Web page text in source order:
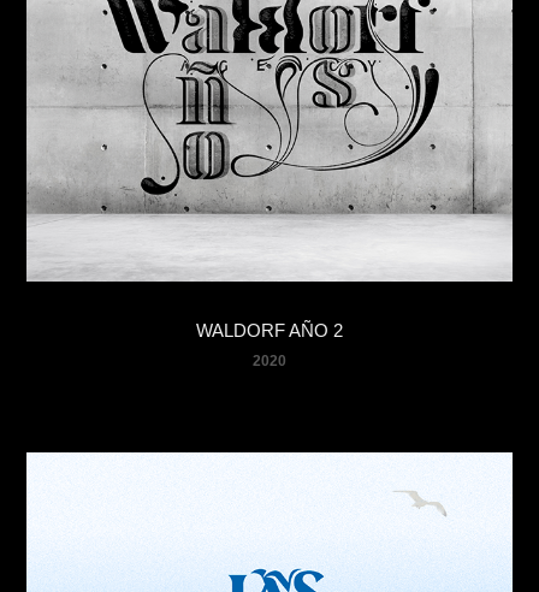
WALDORF AÑO 2
2020